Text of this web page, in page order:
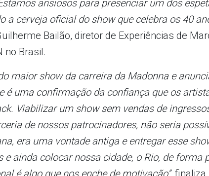
ansiosos para presenciar um dos
a cerveja oficial do show que celebra os 40
Bailão, diretor de Experiências de
no Brasil.
maior show da carreira da Madonna e
é uma confirmação da confiança que os
Viabilizar um show sem vendas de
de nossos patrocinadores, não seria
era uma vontade antiga e entregar esse
e ainda colocar nossa cidade, o Rio, de forma
é algo que nos enche de motivação”,finaliza